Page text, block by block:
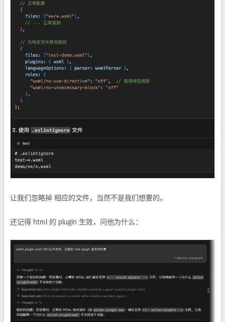
让我们忽略掉 相应的文件，当然不是我们想要的。
还记得 html 的 plugin 生效，问他为什么：